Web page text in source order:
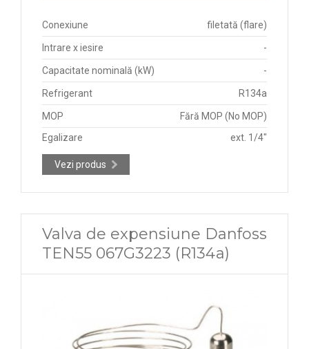
Conexiune filetată (flare)
Intrare x iesire -
Capacitate nominală (kW) -
Refrigerant R134a
MOP
Fără MOP (No MOP)
Egalizare
ext. 1/4"
Vezi produs
Valva de expensiune Danfoss
TEN55 067G3223 (R134a)